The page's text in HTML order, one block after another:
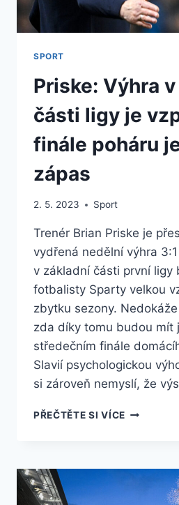
SPORT
Priske: Výhra
části ligy je
finále poháru
zápas
2. 5. 2023 Sport
Trenér Brian Priske je
vydřená nedělní výhra
v základní části první ligy
fotbalisty Sparty velkou
zbytku sezony.
zda díky tomu budou mít
středečním finále
Slavií psychologickou
si zároveň nemyslí, že
PŘEČTĚTE SI VÍCEPRISKE:
ČÁSTI